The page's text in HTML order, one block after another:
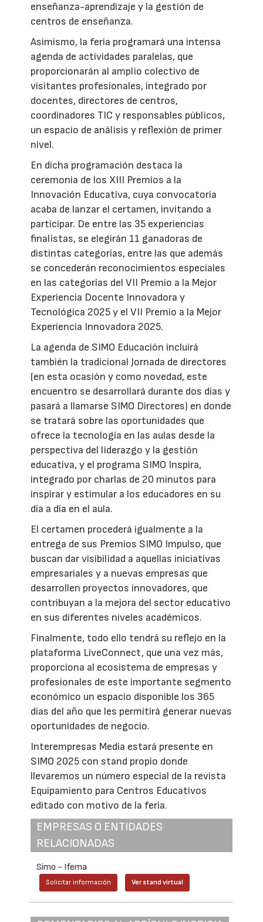
enseñanza-aprendizaje y la gestión de
centros de enseñanza.
Asimismo, la feria programará una intensa
agenda de actividades paralelas, que
proporcionarán al amplio colectivo de
visitantes profesionales, integrado por
docentes, directores de centros,
coordinadores TIC y responsables públicos,
un espacio de análisis y reflexión de primer
nivel.
En dicha programación destaca la
ceremonia de los XIII Premios a la
Innovación Educativa, cuya convocatoria
acaba de lanzar el certamen, invitando a
participar. De entre las 35 experiencias
finalistas, se elegirán 11 ganadoras de
distintas categorías, entre las que además
se concederán reconocimientos especiales
en las categorías del VII Premio a la Mejor
Experiencia Docente Innovadora y
Tecnológica 2025 y el VII Premio a la Mejor
Experiencia Innovadora 2025.
La agenda de SIMO Educación incluirá
también la tradicional Jornada de directores
(en esta ocasión y como novedad, este
encuentro se desarrollará durante dos días y
pasará a llamarse SIMO Directores) en donde
se tratará sobre las oportunidades que
ofrece la tecnología en las aulas desde la
perspectiva del liderazgo y la gestión
educativa, y el programa SIMO Inspira,
integrado por charlas de 20 minutos para
inspirar y estimular a los educadores en su
día a día en el aula.
El certamen procederá igualmente a la
entrega de sus Premios SIMO Impulso, que
buscan dar visibilidad a aquellas iniciativas
empresariales y a nuevas empresas que
desarrollen proyectos innovadores, que
contribuyan a la mejora del sector educativo
en sus diferentes niveles académicos.
Finalmente, todo ello tendrá su reflejo en la
plataforma LiveConnect, que una vez más,
proporciona al ecosistema de empresas y
profesionales de este importante segmento
económico un espacio disponible los 365
días del año que les permitirá generar nuevas
oportunidades de negocio.
Interempresas Media estará presente en
SIMO 2025 con stand propio donde
llevaremos un número especial de la revista
Equipamiento para Centros Educativos
editado con motivo de la feria.
EMPRESAS O ENTIDADES
RELACIONADAS
Simo - Ifema
Solicitar información Ver stand virtual